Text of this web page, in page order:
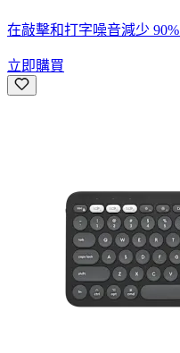
在敲擊和打字噪音減少
立即購買